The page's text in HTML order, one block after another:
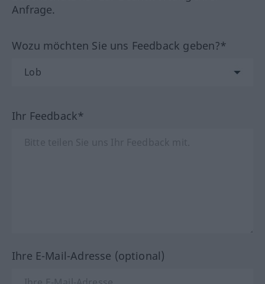
Anfrage.
Wozu möchten Sie uns Feedback geben?*
Ihr Feedback*
Ihre E-Mail-Adresse (optional)